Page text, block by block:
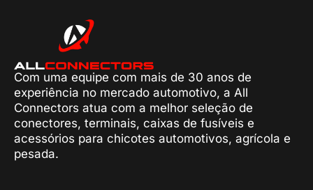
Com uma equipe com mais de 30 anos de
experiência no mercado automotivo, a All
Connectors atua com a melhor seleção de
conectores, terminais, caixas de fusíveis e
acessórios para chicotes automotivos, agrícola e
pesada.